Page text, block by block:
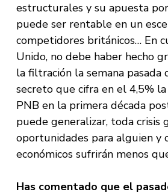
estructurales y su apuesta
puede ser rentable en un
competidores británicos… En
Unido, no debe haber hecho
la filtración la semana pasada
secreto que cifra en el 4,5%
PNB en la primera década
puede generalizar, toda crisis
oportunidades para alguien y
económicos sufrirán menos
Has comentado que el